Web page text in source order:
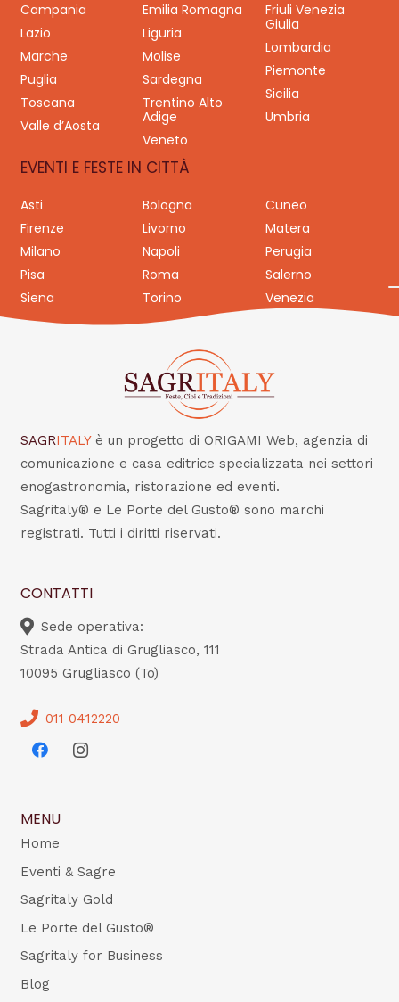
Campania
Emilia Romagna
Friuli Venezia
Giulia
Lazio
Liguria
Lombardia
Marche
Molise
Piemonte
Puglia
Sardegna
Sicilia
Toscana
Trentino Alto
Adige
Umbria
Valle d’Aosta
Veneto
EVENTI E FESTE IN CITTÀ
Asti Bologna
Cuneo
Firenze
Livorno
Matera
Milano
Napoli
Perugia
Pisa
Roma
Salerno
Siena
Torino Venezia
SAGRITALY è un progetto di ORIGAMI Web, agenzia di
comunicazione e casa editrice specializzata nei settori
enogastronomia, ristorazione ed eventi.
Sagritaly® e Le Porte del Gusto® sono marchi
registrati. Tutti i diritti riservati.
CONTATTI
Sede operativa:
Strada Antica di Grugliasco, 111
10095 Grugliasco (To)
011 0412220
MENU
Home
Eventi & Sagre
Sagritaly Gold
Le Porte del Gusto®
Sagritaly for Business
Blog